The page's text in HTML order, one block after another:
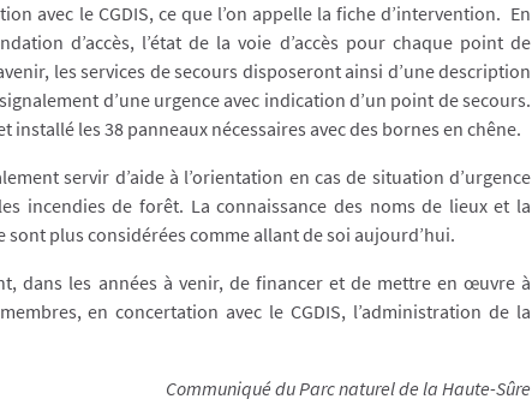
avec le CGDIS, ce que l’on appelle la fiche d’intervention. En
d’accès, l’état de la voie d’accès pour chaque point de
les services de secours disposeront ainsi d’une description
d’une urgence avec indication d’un point de secours.
installé les 38 panneaux nécessaires avec des bornes en chêne.
servir d’aide à l’orientation en cas de situation d’urgence
incendies de forêt. La connaissance des noms de lieux et la
plus considérées comme allant de soi aujourd’hui.
dans les années à venir, de financer et de mettre en œuvre à
en concertation avec le CGDIS, l’administration de la
Communiquédu Parc naturelde la Haute-Sûre